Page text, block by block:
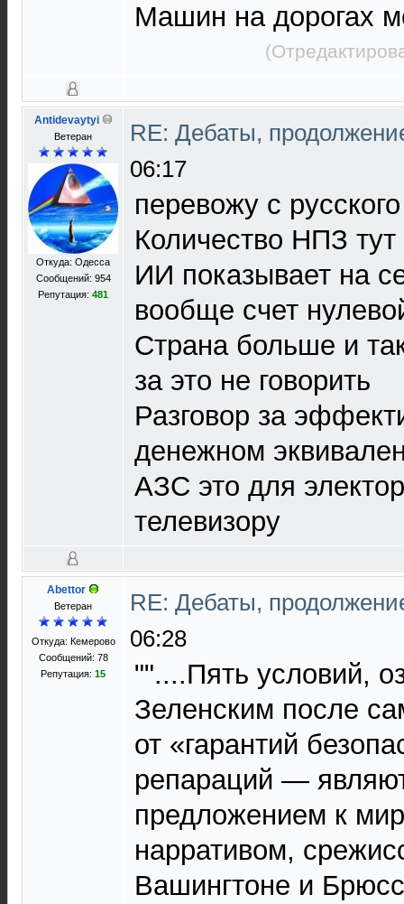
Машин на дорогах
Antidevaytyi
Ветеран
Откуда: Одесса
Сообщений: 954
Репутация: 481
RE: Дебаты,
06:17
перевожу с
Количество НПЗ
ИИ показывает на
вообще счет
Страна больше и
за это не говорить
Разговор за
денежном
АЗС это для
телевизору
Abettor
Ветеран
Откуда: Кемерово
Сообщений: 78
Репутация: 15
RE: Дебаты,
06:28
""....Пять условий,
Зеленским после
от «гарантий
репараций —
предложением к
нарративом,
Вашингтоне и